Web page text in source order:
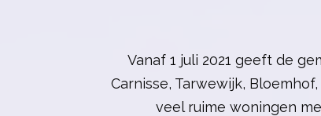
Vanaf 1 juli 2021 geeft de
Carnisse, Tarwewijk,
veel ruime woningen